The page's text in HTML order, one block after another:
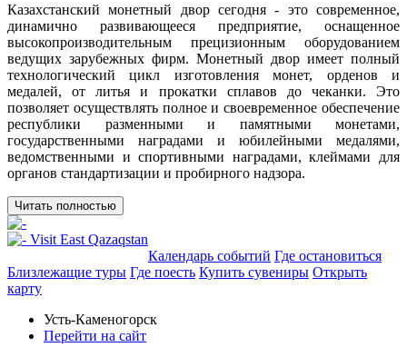
Казахстанский монетный двор сегодня - это современное,
динамично развивающееся предприятие, оснащенное
высокопроизводительным прецизионным оборудованием
ведущих зарубежных фирм. Монетный двор имеет полный
технологический цикл изготовления монет, орденов и
медалей, от литья и прокатки сплавов до чеканки. Это
позволяет осуществлять полное и своевременное обеспечение
республики разменными и памятными монетами,
государственными наградами и юбилейными медалями,
ведомственными и спортивными наградами, клеймами для
органов стандартизации и пробирного надзора.
Читать полностью
Календарь событий Где остановиться
Близлежащие туры Где поесть Купить сувениры Открыть
карту
Усть-Каменогорск
Перейти на сайт